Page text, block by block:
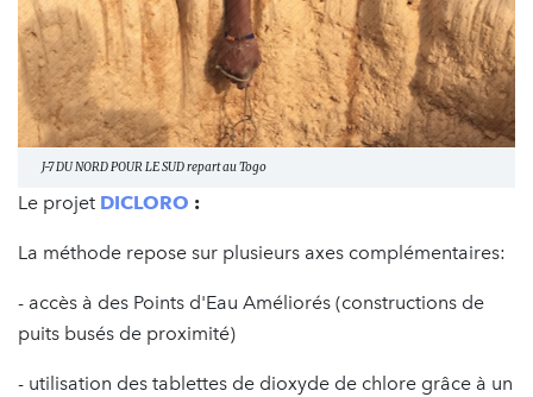
J-7 DU NORD POUR LE SUD repart au Togo
Le projet DICLORO :
La méthode repose sur plusieurs axes complémentaires:
- accès à des Points d'Eau Améliorés (constructions de
puits busés de proximité)
- utilisation des tablettes de dioxyde de chlore grâce à un